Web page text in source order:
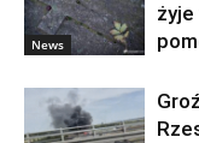
News